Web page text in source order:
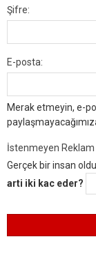
Şifre:
E-posta:
Merak etmeyin, e-
İstenmeyen Reklam
Gerçek bir insan
arti iki kac eder?